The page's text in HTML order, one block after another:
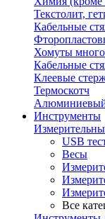
Текстолит,
Кабельные
Хомуты
Кабельные
Клеевые
Термоскотч
Алюминиевый
Инструменты
USB
Весы
Все